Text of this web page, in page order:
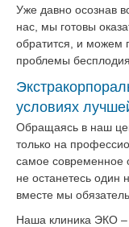
Уже давно осознав
нас, мы готовы
обратится, и можем
проблемы
условиях
Обращаясь в наш
только на
самое современное
не останетесь один
вместе мы
Наша клиника ЭКО –